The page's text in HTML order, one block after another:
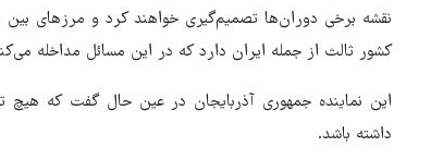
نقشه برخی دوران‌ها تصمیم‌گیری خواهند کرد و مرزهای
کشور ثالث از جمله ایران دارد که در این مسائل مداخله
این نماینده جمهوری آذربایجان در عین حال گفت که هیچ
داشته باشد.